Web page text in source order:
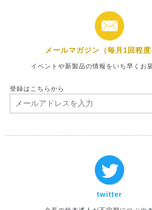
メールマガジン（毎月1回程度
イベントや新製品の情報をいち早くお
登録はこちらから
twitter